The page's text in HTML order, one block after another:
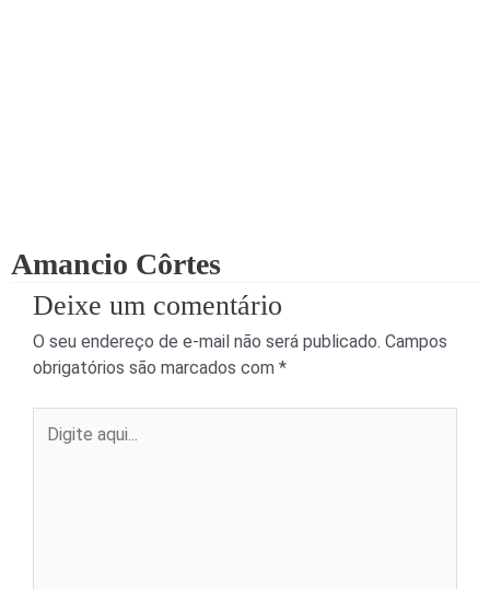
Amancio Côrtes
Deixe um comentário
O seu endereço de e-mail não será publicado. Campos
obrigatórios são marcados com *
aqui...